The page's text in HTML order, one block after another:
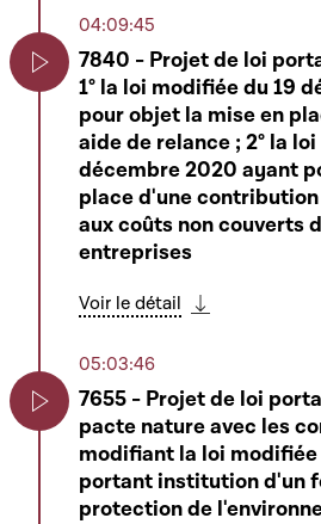
04:09:45
7840 - Projet de loi
1° la loi modifiée du 19
pour objet la mise en
aide de relance ; 2° la
décembre 2020 ayant
place d'une
aux coûts non couverts
entreprises
Voir le détail
05:03:46
7655 - Projet de loi
pacte nature avec les
modifiant la loi modifiée
portant institution d'un
protection de